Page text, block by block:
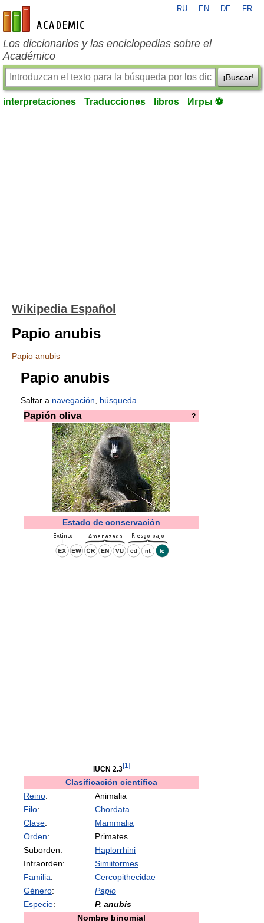
es-academic.com
RU EN DE FR
Los diccionarios y las enciclopedias sobre el
Académico
¡Buscar!
interpretaciones Traducciones libros Игры ⚽
Wikipedia Español
Papio anubis
Papio anubis
Papio anubis
Saltar a navegación búsqueda
?
Papión oliva
Estado de conservación
IUCN 2.3[1 ]
Clasificación científica
Reino:
Animalia
Filo:
Chordata
Clase:
Mammalia
Orden:
Primates
Suborden:
Haplorrhini
Infraorden:
Simiiformes
Familia:
Cercopithecidae
Género:
Papio
Especie:
P. anubis
Nombre binomial